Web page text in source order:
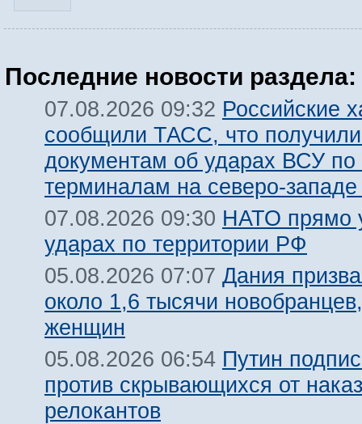
Последние новости раздела:
07.08.2026 09:32 Российские
сообщили ТАСС, что получили
документам об ударах ВСУ
терминалам на северо-
07.08.2026 09:30 НАТО прямо
ударах по территории РФ
05.08.2026 07:07 Дания
около 1,6 тысячи
женщин
05.08.2026 06:54 Путин
против скрывающихся от
релокантов